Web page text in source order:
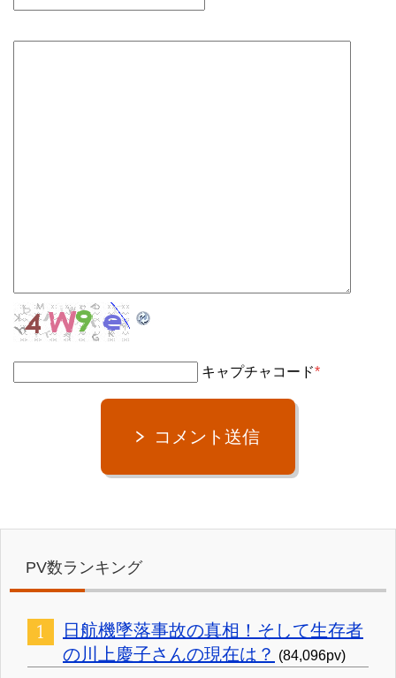
キャプチャコード*
コメント送信
PV数ランキング
日航機墜落事故の真相！そして生存者
の川上慶子さんの現在は？ (84,096pv)